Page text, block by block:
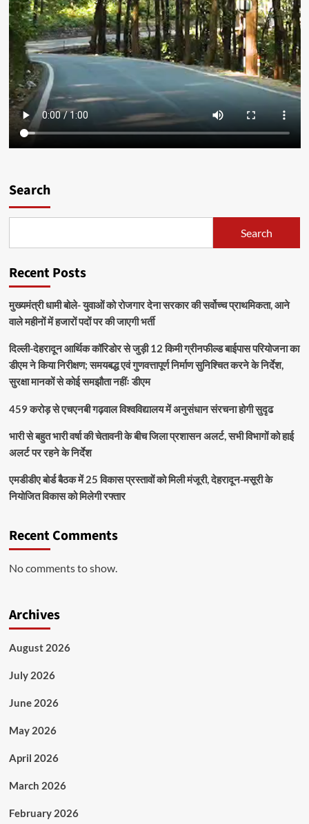
Search
Search
Recent Posts
मुख्यमंत्री धामी बोले- युवाओं को रोजगार देना सरकार की सर्वोच्च प्राथमिकता, आने
वाले महीनों में हजारों पदों पर की जाएगी भर्ती
दिल्ली-देहरादून आर्थिक कॉरिडोर से जुड़ी 12 किमी ग्रीनफील्ड बाईपास परियोजना का
डीएम ने किया निरीक्षण; समयबद्ध एवं गुणवत्तापूर्ण निर्माण सुनिश्चित करने के निर्देश,
सुरक्षा मानकों से कोई समझौता नहींः डीएम
459 करोड़ से एचएनबी गढ़वाल विश्वविद्यालय में अनुसंधान संरचना होगी सुदृढ
भारी से बहुत भारी वर्षा की चेतावनी के बीच जिला प्रशासन अलर्ट, सभी विभागों को हाई
अलर्ट पर रहने के निर्देश
एमडीडीए बोर्ड बैठक में 25 विकास प्रस्तावों को मिली मंजूरी, देहरादून-मसूरी के
नियोजित विकास को मिलेगी रफ्तार
Recent Comments
No comments to show.
Archives
August 2026
July 2026
June 2026
May 2026
April 2026
March 2026
February 2026